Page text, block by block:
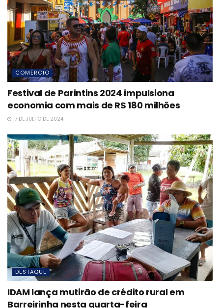
COMÉRCIO
Festival de Parintins 2024 impulsiona
economia com mais de R$ 180 milhões
17 DE JULHO DE 2024
DESTAQUE
IDAM lança mutirão de crédito rural em
Barreirinha nesta quarta-feira